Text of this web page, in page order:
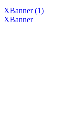
XBanner(1)
XBanner